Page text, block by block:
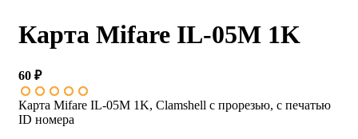
Карта Mifare IL-05M 1K
60 ₽
Карта Mifare IL-05M 1K, Clamshell с прорезью, с печатью
ID номера